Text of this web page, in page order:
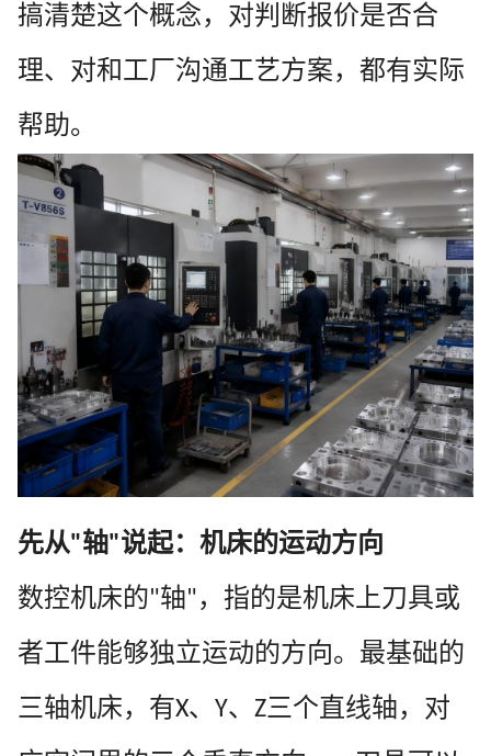
搞清楚这个概念，对判断报价是否合
理、对和工厂沟通工艺方案，都有实际
帮助。
先从"轴"说起：机床的运动方向
数控机床的"轴" ，指的是机床上刀具或
者工件能够独立运动的方向。最基础的
三轴机床，有X、 Y、 Z三个直线轴，对